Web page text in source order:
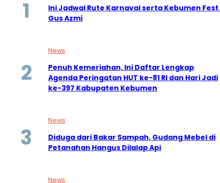
Ini Jadwal Rute Karnaval serta Kebumen
Gus Azmi
News
Penuh Kemeriahan, Ini Daftar Lengkap
Agenda Peringatan HUT ke-81 RI dan Hari Jadi
ke-397 Kabupaten Kebumen
News
Diduga dari Bakar Sampah, Gudang Mebel di
Petanahan Hangus Dilalap Api
News